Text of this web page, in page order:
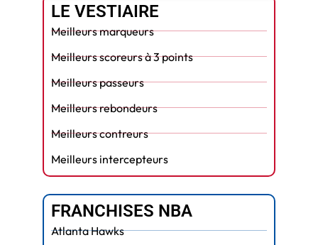
LE VESTIAIRE
Meilleurs marqueurs
Meilleurs scoreurs à 3 points
Meilleurs passeurs
Meilleurs rebondeurs
Meilleurs contreurs
Meilleurs intercepteurs
FRANCHISES NBA
Atlanta Hawks